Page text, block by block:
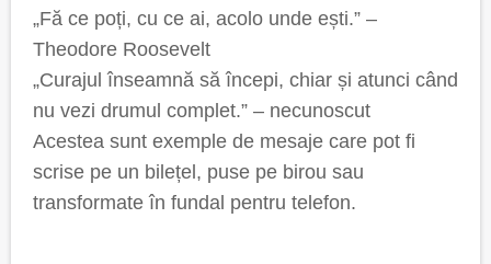
„Fă ce poți, cu ce ai, acolo unde ești.” –
Theodore Roosevelt
„Curajul înseamnă să începi, chiar și atunci când
nu vezi drumul complet.” – necunoscut
Acestea sunt exemple de mesaje care pot fi
scrise pe un bilețel, puse pe birou sau
transformate în fundal pentru telefon.